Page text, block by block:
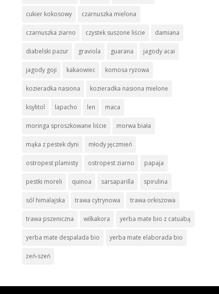
cukier kokosowy czarnuszka mielona
czarnuszka ziarno czystek suszone liście damiana
diabelski pazur graviola guarana jagody acai
jagody goji kakaowiec komosa ryżowa
kozieradka nasiona kozieradka nasiona mielone
ksylitol lapacho len maca
moringa sproszkowane liście morwa biała
mąka z pestek dyni młody jęczmień
ostropest plamisty ostropest ziarno papaja
pestki moreli quinoa sarsaparilla spirulina
sól himalajska trawa cytrynowa trawa orkiszowa
trawa pszeniczna wilkakora yerba mate bio z catuabą
yerba mate despalada bio yerba mate elaborada bio
żeń-szeń